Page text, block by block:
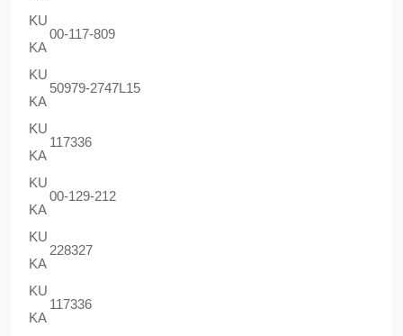
KU
KA
00-117-809
KU
KA
50979-2747L15
KU
KA
117336
KU
KA
00-129-212
KU
KA
228327
KU
KA
117336